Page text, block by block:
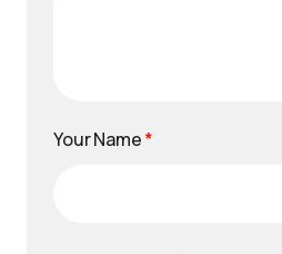
Your Name*